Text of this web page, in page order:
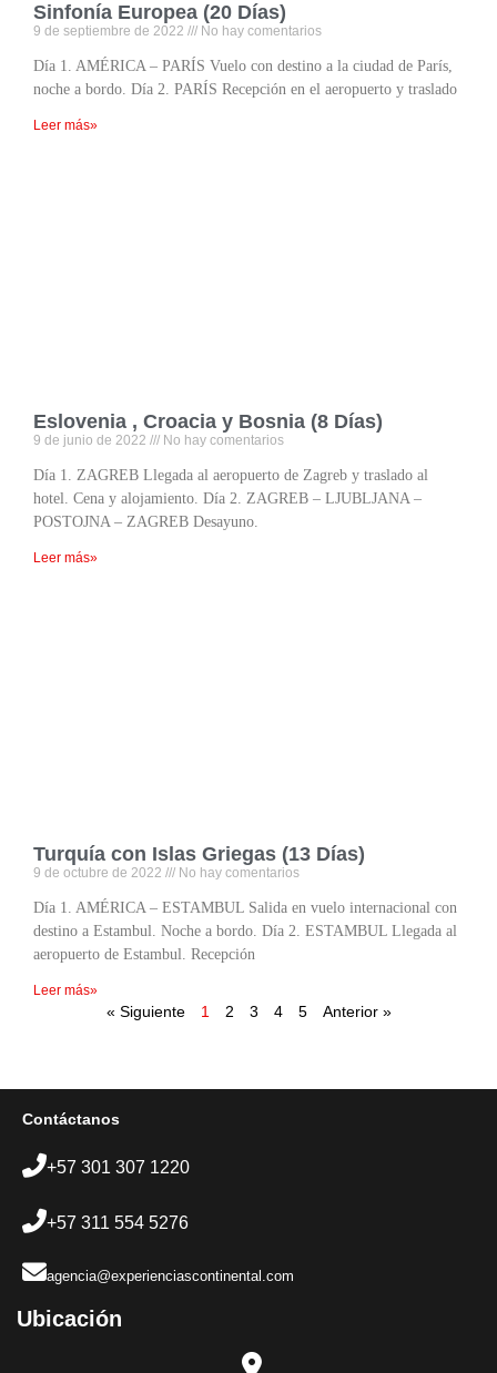
Sinfonía Europea (20 Días)
9 de septiembre de 2022 No hay comentarios
Día 1. AMÉRICA – PARÍS Vuelo con destino a la ciudad de París,
noche a bordo. Día 2. PARÍS Recepción en el aeropuerto y traslado
Leer más»
Eslovenia , Croacia y Bosnia (8 Días)
9 de junio de 2022 No hay comentarios
Día 1. ZAGREB Llegada al aeropuerto de Zagreb y traslado al
hotel. Cena y alojamiento. Día 2. ZAGREB – LJUBLJANA –
POSTOJNA – ZAGREB Desayuno.
Leer más»
Turquía con Islas Griegas (13 Días)
9 de octubre de 2022 No hay comentarios
Día 1. AMÉRICA – ESTAMBUL Salida en vuelo internacional con
destino a Estambul. Noche a bordo. Día 2. ESTAMBUL Llegada al
aeropuerto de Estambul. Recepción
Leer más»
« Siguiente 1 2 3 4 5 Anterior »
Contáctanos
+57 301 307 1220
+57 311 554 5276
agencia@experienciascontinental.com
Ubicación​